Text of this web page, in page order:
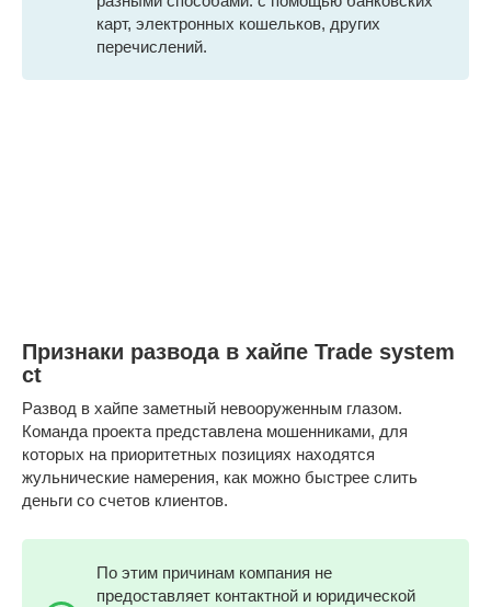
карт, электронных кошельков, других
перечислений.
Признаки развода в хайпе Trade system
ct
Развод в хайпе заметный невооруженным глазом.
Команда проекта представлена мошенниками, для
которых на приоритетных позициях находятся
жульнические намерения, как можно быстрее слить
деньги со счетов клиентов.
По этим причинам компания не
предоставляет контактной и юридической